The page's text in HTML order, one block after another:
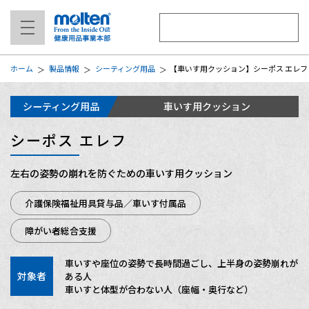
ホーム 製品情報 シーティング用品 【車いす用クッション】シーポス エレフ
シーティング用品 車いす用クッション
シーポス エレフ
左右の姿勢の崩れを防ぐための車いす用クッション
介護保険福祉用具貸与品／車いす付属品
障がい者総合支援
対象者
車いすや座位の姿勢で長時間過ごし、上半身の姿勢崩れが
ある人
車いすと体型が合わない人（座幅・奥行など）